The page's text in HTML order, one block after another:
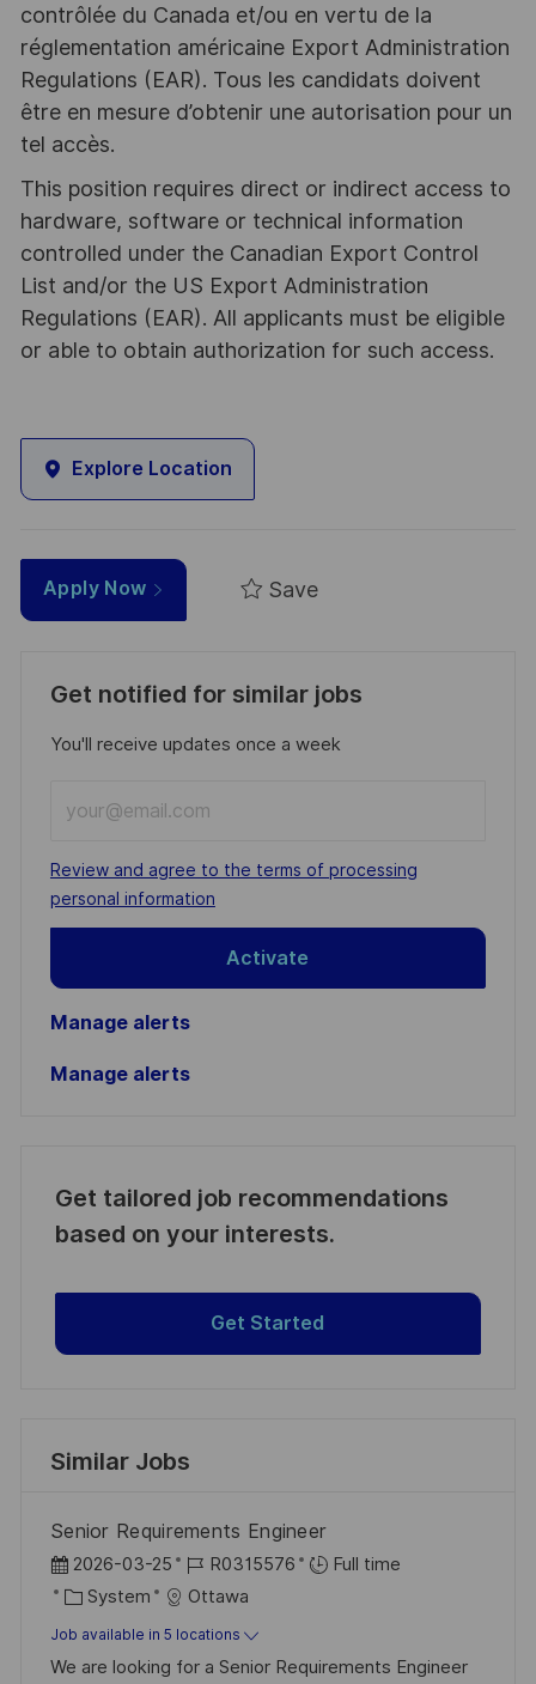
contrôlée du Canada et/ou en vertu de la
réglementation américaine Export Administration
Regulations (EAR). Tous les candidats doivent
être en mesure d’obtenir une autorisation pour un
tel accès.
This position requires direct or indirect access to
hardware, software or technical information
controlled under the Canadian Export Control
List and/or the US Export Administration
Regulations (EAR). All applicants must be eligible
or able to obtain authorization for such access.
Explore Location
Apply Now Save
Get notified for similar jobs
You'll receive updates once a week
Email
address
(Required)
Required
Review and agree to the terms of processing
personal information
Activate
Manage alerts
Manage alerts
Get tailored job recommendations
based on your interests.
Get Started
Similar Jobs
Senior Requirements Engineer
P
o
s
t
2026-03-25
J
o
b
I
R0315576
Full time
C
a
t
System Ottawa
Job available in 5 locations
We are looking for a Senior Requirements Engineer